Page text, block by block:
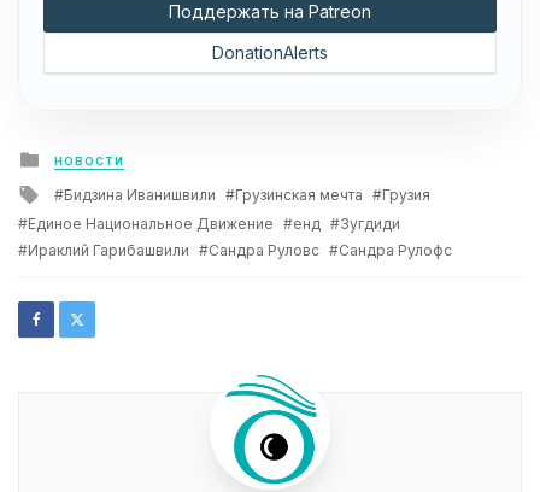
Поддержать на Patreon
DonationAlerts
Posted
in
НОВОСТИ
Tagged
Бидзина Иванишвили Грузинская мечта
Грузия
Единое Национальное Движение
енд
Зугдиди
Ираклий Гарибашвили
Сандра Руловс Сандра Рулофс